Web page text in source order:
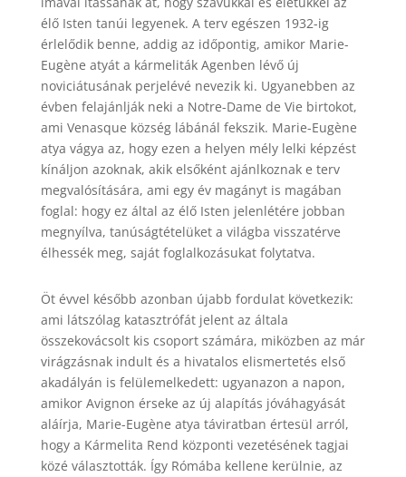
élő Isten tanúi legyenek. A terv egészen 1932-ig
érlelődik benne, addig az időpontig, amikor Marie-
Eugène atyát a kármeliták Agenben lévő új
noviciátusának perjelévé nevezik ki. Ugyanebben az
évben felajánlják neki a Notre-Dame de Vie birtokot,
ami Venasque község lábánál fekszik. Marie-Eugène
atya vágya az, hogy ezen a helyen mély lelki képzést
kínáljon azoknak, akik elsőként ajánlkoznak e terv
megvalósítására, ami egy év magányt is magában
foglal: hogy ez által az élő Isten jelenlétére jobban
megnyílva, tanúságtételüket a világba visszatérve
élhessék meg, saját foglalkozásukat folytatva.
Öt évvel később azonban újabb fordulat következik:
ami látszólag katasztrófát jelent az általa
összekovácsolt kis csoport számára, miközben az már
virágzásnak indult és a hivatalos elismertetés első
akadályán is felülemelkedett: ugyanazon a napon,
amikor Avignon érseke az új alapítás jóváhagyását
aláírja, Marie-Eugène atya táviratban értesül arról,
hogy a Kármelita Rend központi vezetésének tagjai
közé választották. Így Rómába kellene kerülnie, az